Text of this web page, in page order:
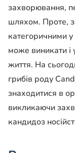
захворювання,
шляхом. Проте,
категоричними
може виникати і
життя. На
грибів роду
знаходитися в
викликаючи
кандидоз